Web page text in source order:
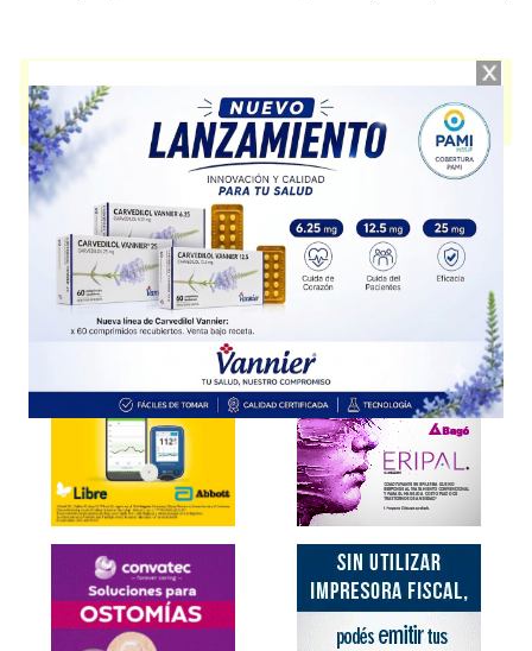
intersticial. Es producido por Teva Argentina y cuenta con 1
presentación disponible.
Explorar más
Otros productos conpentosan polisulfato
Otros productos deTeva Argentina